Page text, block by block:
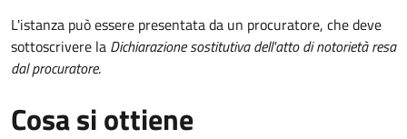
L'istanza può essere presentata da un procuratore, che deve
sottoscrivere la Dichiarazione sostitutiva dell'atto di notorietà resa
dal procuratore.
Cosa si ottiene